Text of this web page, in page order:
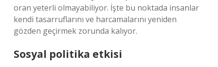
oran yeterli olmayabiliyor. İşte bu noktada insanlar
kendi tasarruflarını ve harcamalarını yeniden
gözden geçirmek zorunda kalıyor.
Sosyal politika etkisi